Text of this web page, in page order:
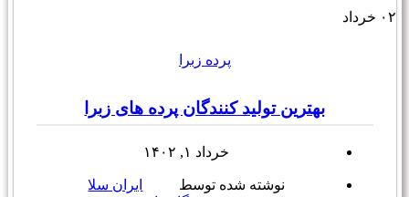
۰۲ خرداد
پرده زبرا
بهترین تولید کنندگان پرده های زبرا
خرداد ۱, ۱۴۰۲
نوشته شده توسط
ایران سلا